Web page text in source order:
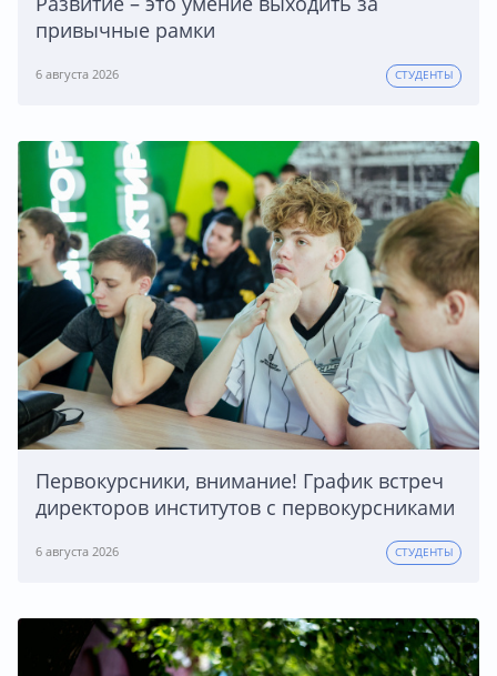
привычные рамки
6 августа 2026 СТУДЕНТЫ
Первокурсники, внимание! График встреч
директоров институтов с первокурсниками
6 августа 2026 СТУДЕНТЫ